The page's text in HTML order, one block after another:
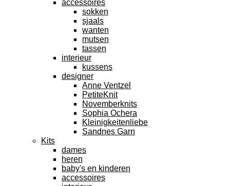
accessoires
sokken
sjaals
wanten
mutsen
tassen
interieur
kussens
designer
Anne Ventzel
PetiteKnit
Novemberknits
Sophia Ochera
Kleinigkeitenliebe
Sandnes Garn
Kits
dames
heren
baby's en kinderen
accessoires